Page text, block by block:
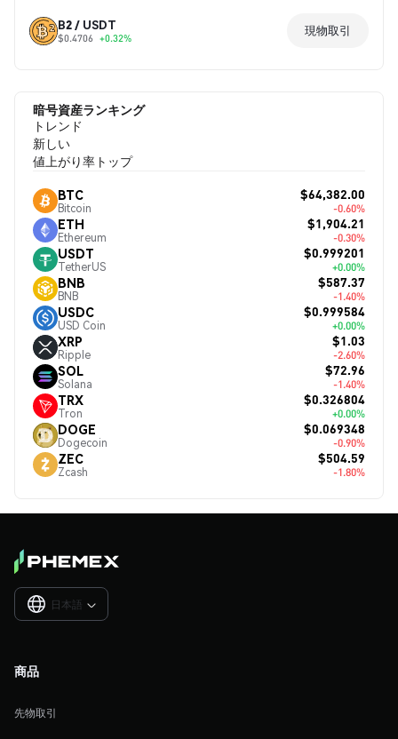
B2 / USDT
$0.4706 +0.32%
現物取引
暗号資産ランキング
トレンド
新しい
値上がり率トップ
BTC
Bitcoin
$64,382.00
-0.60%
ETH
Ethereum
$1,904.21
-0.30%
USDT
TetherUS
$0.999201
+0.00%
BNB
BNB
$587.37
-1.40%
USDC
USD Coin
$0.999584
+0.00%
XRP
Ripple
$1.03
-2.60%
SOL
Solana
$72.96
-1.40%
TRX
Tron
$0.326804
+0.00%
DOGE
Dogecoin
$0.069348
-0.90%
ZEC
Zcash
$504.59
-1.80%
日本語 
商品
先物取引